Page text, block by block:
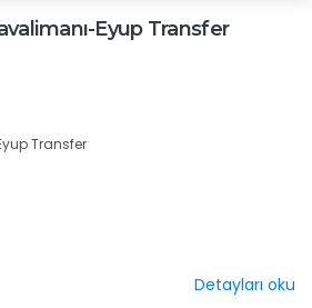
Eyup Transfer
Transfer
Detayları oku